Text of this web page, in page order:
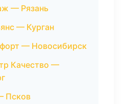
— Рязань
— Курган
— Новосибирск
Качество —
Псков